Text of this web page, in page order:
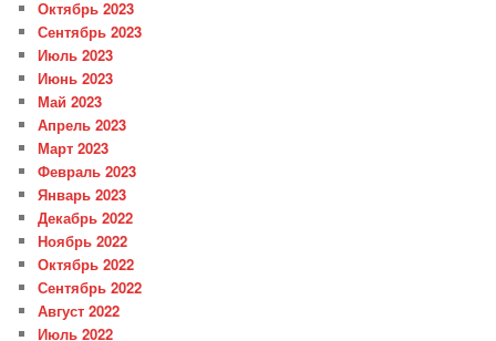
Октябрь 2023
Сентябрь 2023
Июль 2023
Июнь 2023
Май 2023
Апрель 2023
Март 2023
Февраль 2023
Январь 2023
Декабрь 2022
Ноябрь 2022
Октябрь 2022
Сентябрь 2022
Август 2022
Июль 2022